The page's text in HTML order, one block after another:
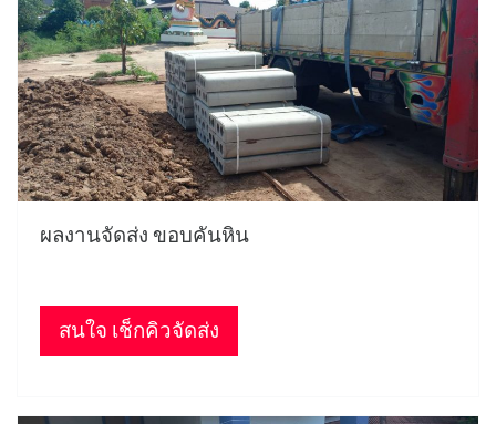
ผลงานจัดส่ง ขอบคันหิน
สนใจ เช็กคิวจัดส่ง